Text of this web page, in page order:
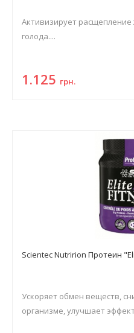
Активизирует
голода....
1.125 грн.
Scientec Nutririon Протеин
Ускоряет обмен веществ,
организме, улучшает